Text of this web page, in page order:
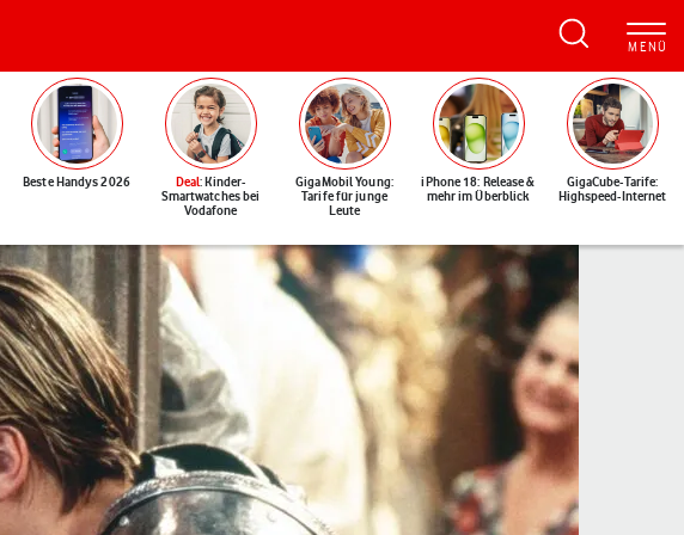
Beste Handys 2026 Deal: Kinder-
Smartwatches bei
Vodafone
GigaMobil Young:
Tarife für junge
Leute
iPhone 18: Release &
mehr im Überblick
GigaCube-Tarife:
Highspeed-Internet